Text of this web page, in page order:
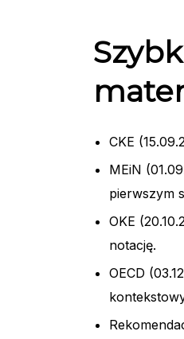
CKE
MEiN
pierwszym
OKE
notację.
OECD